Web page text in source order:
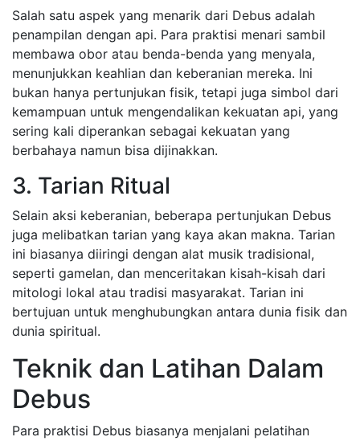
Salah satu aspek yang menarik dari Debus adalah
penampilan dengan api. Para praktisi menari sambil
membawa obor atau benda-benda yang menyala,
menunjukkan keahlian dan keberanian mereka. Ini
bukan hanya pertunjukan fisik, tetapi juga simbol dari
kemampuan untuk mengendalikan kekuatan api, yang
sering kali diperankan sebagai kekuatan yang
berbahaya namun bisa dijinakkan.
3. Tarian Ritual
Selain aksi keberanian, beberapa pertunjukan Debus
juga melibatkan tarian yang kaya akan makna. Tarian
ini biasanya diiringi dengan alat musik tradisional,
seperti gamelan, dan menceritakan kisah-kisah dari
mitologi lokal atau tradisi masyarakat. Tarian ini
bertujuan untuk menghubungkan antara dunia fisik dan
dunia spiritual.
Teknik dan Latihan Dalam
Debus
Para praktisi Debus biasanya menjalani pelatihan